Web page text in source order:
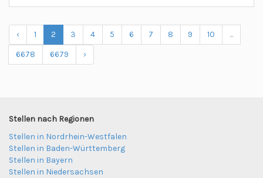
‹ 1 2 3 4 5 6 7 8 9 10
...
6678
6679 ›
Stellen nach Regionen
Stellen in Nordrhein-Westfalen
Stellen in Baden-Württemberg
Stellen in Bayern
Stellen in Niedersachsen